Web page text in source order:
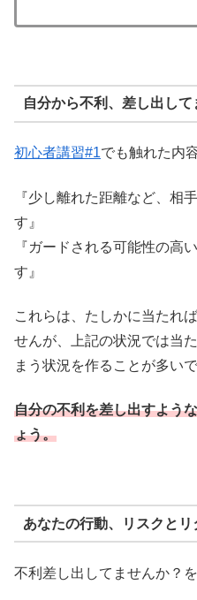
自分から不利、差し出して
初心者講習#1でも触れた内
『少し離れた距離など、相
す』
『ガードされる可能性の高
す』
これらは、たしかに当たれ
せんが、上記の状況では当
まう状況を作ることが多いで
自分の不利を差し出すよう
ょう。
あなたの行動、リスクと
不利差し出してませんか？